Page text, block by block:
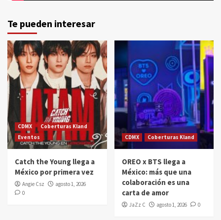
Te pueden interesar
CDMX
Coberturas Kland
Eventos
Catch the Young llega a
México por primera vez
Angie Csz
agosto 1, 2026
0
CDMX Coberturas Kland
OREO x BTS llega a
México: más que una
colaboración es una
carta de amor
JaZz C agosto 1, 2026 0